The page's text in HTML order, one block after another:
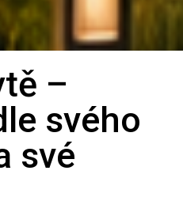
tepla
–
svého
své